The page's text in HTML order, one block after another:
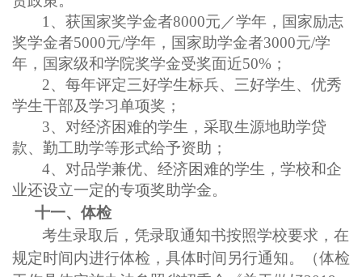
1、获国家奖学金者8000元／学年，国家励志
奖学金者5000元/学年，国家助学金者3000元/学
年，国家级和学院奖学金受奖面近50%；
2、每年评定三好学生标兵、三好学生、优秀
学生干部及学习单项奖；
3、对经济困难的学生，采取生源地助学贷
款、勤工助学等形式给予资助；
4、对品学兼优、经济困难的学生，学校和企
业还设立一定的专项奖助学金。
十一、体检
考生录取后，凭录取通知书按照学校要求，在
规定时间内进行体检，具体时间另行通知。（体检